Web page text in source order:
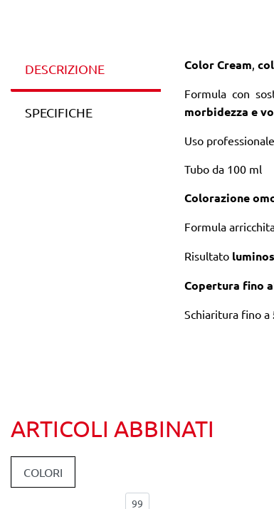
DESCRIZIONE
SPECIFICHE
Color Cream,
Formula con
morbidezza e
Uso professionale
Tubo da 100 ml
Colorazione
Formula
Risultato
Copertura fino
Schiaritura fino a
ARTICOLI ABBINATI
COLORI